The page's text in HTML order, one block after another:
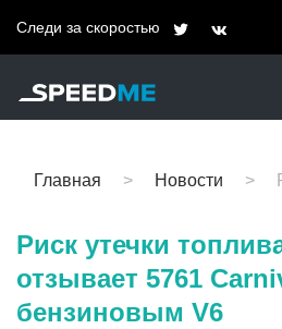
Следи за скоростью
Главная Новости
Риск утечки
отзывает 5761
бензиновым V6